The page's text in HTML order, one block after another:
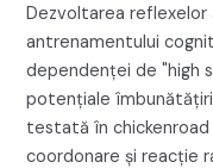
Dezvoltarea reflexelor
antrenamentului
dependenței de "high
potențiale
testată în
coordonare și reacție